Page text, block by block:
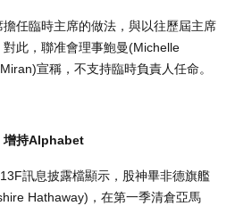
任臨時主席的做法，與以往歷屆主席
此，聯准會理事鮑曼(Michelle
宣稱，不支持臨時負責人任命。
增持Alphabet
訊息披露檔顯示，股神畢非德旗艦
Hathaway)，在第一季清倉亞馬